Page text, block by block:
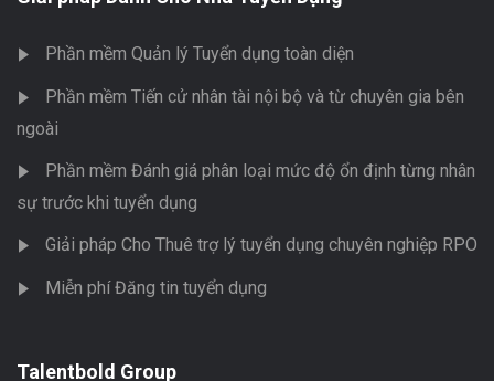
Phần mềm Quản lý Tuyển dụng toàn diện
Phần mềm Tiến cử nhân tài nội bộ và từ chuyên gia bên
ngoài
Phần mềm Đánh giá phân loại mức độ ổn định từng nhân
sự trước khi tuyển dụng
Giải pháp Cho Thuê trợ lý tuyển dụng chuyên nghiệp RPO
Miễn phí Đăng tin tuyển dụng
Talentbold Group